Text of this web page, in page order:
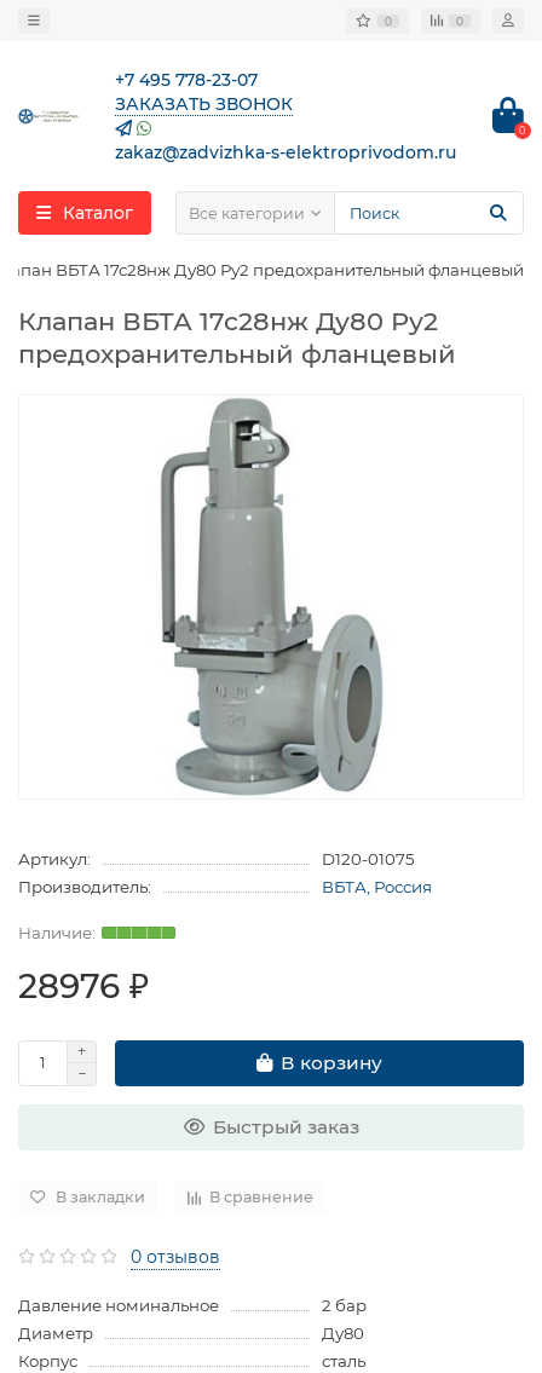
0 0
+7 495 778-23-07
ЗАКАЗАТЬ ЗВОНОК
zakaz@zadvizhka-s-elektroprivodom.ru
0
Каталог Все категории
ВБТА 17с28нж Ду80 Ру2 предохранительный фланцевый
Клапан ВБТА 17с28нж Ду80 Ру2
предохранительный фланцевый
Артикул:
D120-01075
Производитель:
ВБТА, Россия
28976 ₽
В корзину
Быстрый заказ
В закладки В сравнение
0 отзывов
Давление номинальное
2 бар
Диаметр
Ду80
Корпус
сталь